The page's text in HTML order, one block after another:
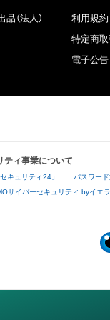
（法人）
利用規約
特定商
電子公告
ティ事業について
キュリティ24」 パスワー
サイバーセキュリティ byイエラ